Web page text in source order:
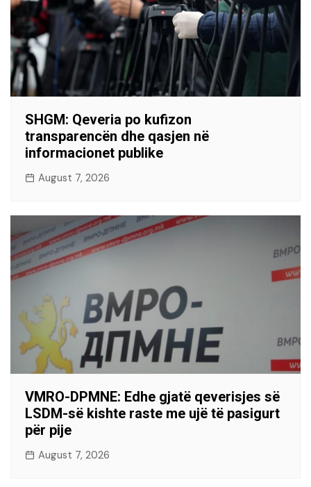
SHGM: Qeveria po kufizon
transparencën dhe qasjen në
informacionet publike
August 7, 2026
VMRO-DPMNE: Edhe gjatë qeverisjes së
LSDM-së kishte raste me ujë të pasigurt
për pije
August 7, 2026